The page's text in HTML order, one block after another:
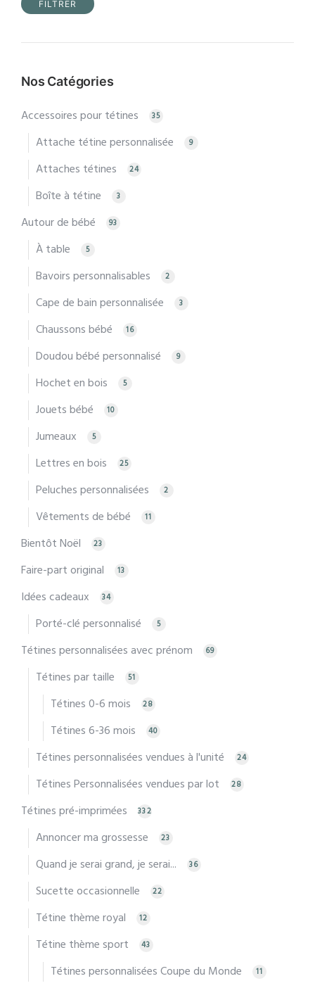
min
max
FILTRER
Nos Catégories
Accessoires pour tétines 35
Attache tétine personnalisée 9
Attaches tétines 24
Boîte à tétine 3
Autour de bébé 93
À table 5
Bavoirs personnalisables 2
Cape de bain personnalisée 3
Chaussons bébé 16
Doudou bébé personnalisé 9
Hochet en bois 5
Jouets bébé 10
Jumeaux 5
Lettres en bois 25
Peluches personnalisées 2
Vêtements de bébé 11
Bientôt Noël 23
Faire-part original 13
Idées cadeaux 34
Porté-clé personnalisé 5
Tétines personnalisées avec prénom 69
Tétines par taille 51
Tétines 0-6 mois 28
Tétines 6-36 mois 40
Tétines personnalisées vendues à l'unité 24
Tétines Personnalisées vendues par lot 28
Tétines pré-imprimées 332
Annoncer ma grossesse 23
Quand je serai grand, je serai... 36
Sucette occasionnelle 22
Tétine thème royal 12
Tétine thème sport 43
Tétines personnalisées Coupe du Monde 11